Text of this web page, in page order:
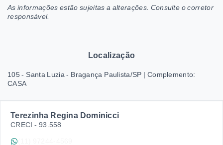
As informações estão sujeitas a alterações. Consulte o corretor
responsável.
Localização
105 - Santa Luzia - Bragança Paulista/SP | Complemento:
CASA
Terezinha Regina Dominicci
CRECI - 93.558